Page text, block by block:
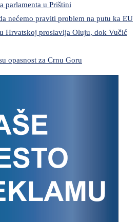
parlamenta u Prištini
nećemo praviti problem na putu ka EU
Hrvatskoj proslavlja Oluju, dok Vučić
opasnost za Crnu Goru